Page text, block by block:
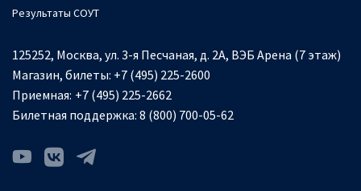
Результаты СОУТ
125252, Москва, ул. 3-я Песчаная, д. 2А, ВЭБ Арена (7 этаж)
Магазин, билеты: +7 (495) 225-2600
Приемная: +7 (495) 225-2662
Билетная поддержка: 8 (800) 700-05-62